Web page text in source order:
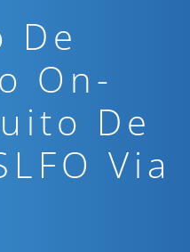
De
On-
De
Via